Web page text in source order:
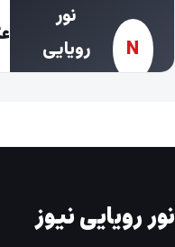
نور
رویایی
مهرداد اسکویی جایزه
نور رویایی نیوز